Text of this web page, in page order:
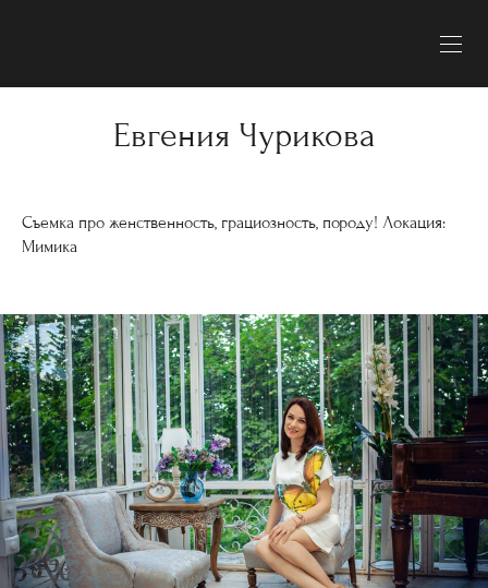
Евгения Чурикова
Съемка про женственность, грациозность, породу! Локация:
Мимика